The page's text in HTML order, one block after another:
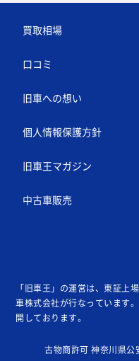
買取相場
口コミ
旧車への想い
個人情報保護方針
旧車王マガジン
中古車販売
「旧車王」の運営は、東証上
車株式会社が行なっています
開しております。
古物商許可 神奈川県